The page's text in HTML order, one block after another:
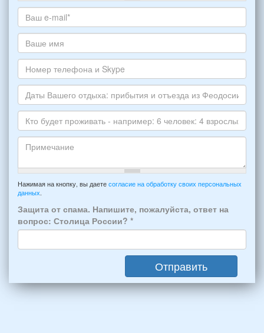
Какое
жилье
хотите
снять,
укажите
пожалуйста
НОМЕР
варианта:
*
Ваш
адрес
электронной
почты
*
Ваше
имя
Номер
телефона
и
Skype
Даты
Вашего
отдыха:
прибытия
отъезда
из
Феодосии:
*
Кто
будет
-
например:
6
человек:
4
взрослых
и
Примечание
Нажимая на кнопку, вы даете согласие на обработку своих персональных
данных
Защита от спама. Напишите, пожалуйста, ответ на
вопрос: Столица России? *
Отправить